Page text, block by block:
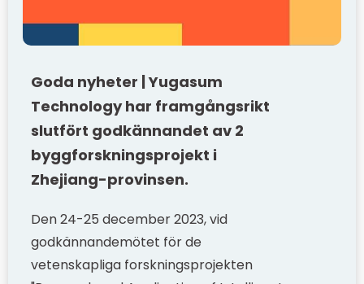
Goda nyheter | Yugasum
Technology har framgångsrikt
slutfört godkännandet av 2
byggforskningsprojekt i
Zhejiang-provinsen.
Den 24-25 december 2023, vid
godkännandemötet för de
vetenskapliga forskningsprojekten